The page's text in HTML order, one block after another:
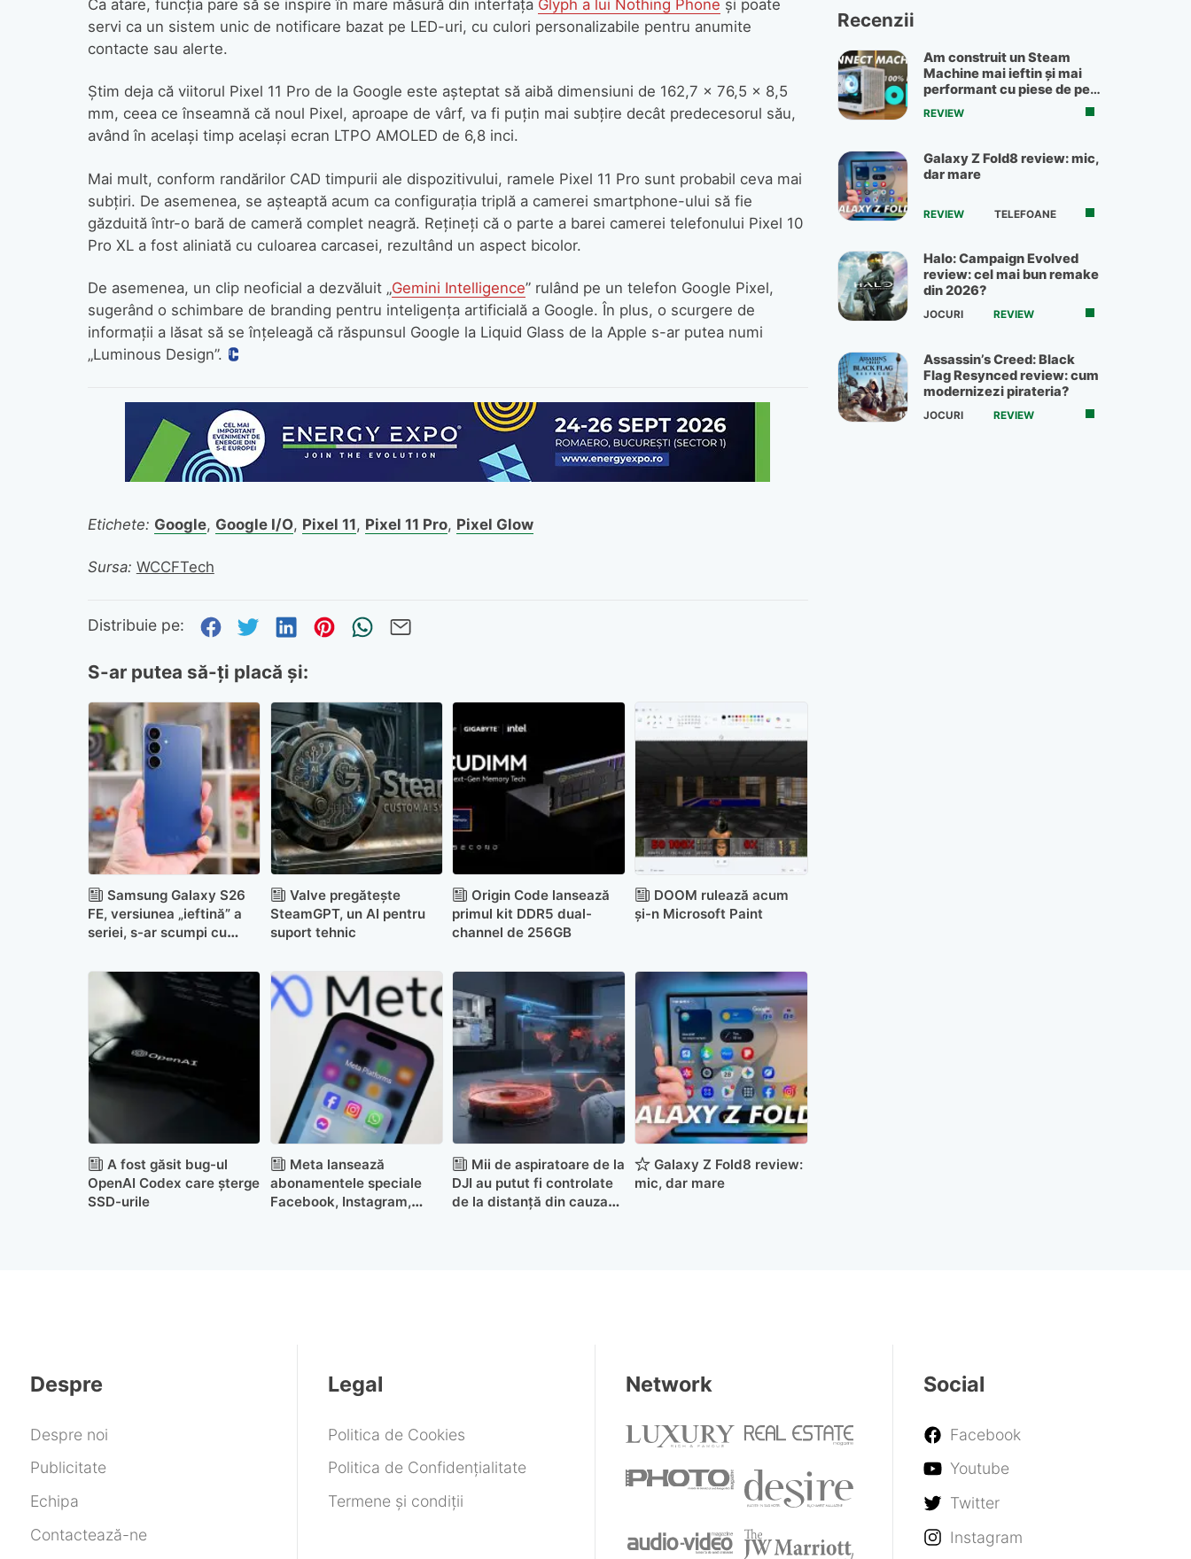
Ca atare, funcția pare să se inspire în mare măsură din interfața Glyph a lui Nothing Phone și poate
servi ca un sistem unic de notificare bazat pe LED-uri, cu culori personalizabile pentru anumite
contacte sau alerte.
Știm deja că viitorul Pixel 11 Pro de la Google este așteptat să aibă dimensiuni de 162,7 x 76,5 x 8,5
mm, ceea ce înseamnă că noul Pixel, aproape de vârf, va fi puțin mai subțire decât predecesorul său,
având în același timp același ecran LTPO AMOLED de 6,8 inci.
Mai mult, conform randărilor CAD timpurii ale dispozitivului, ramele Pixel 11 Pro sunt probabil ceva mai
subțiri. De asemenea, se așteaptă acum ca configurația triplă a camerei smartphone-ului să fie
găzduită într-o bară de cameră complet neagră. Rețineți că o parte a barei camerei telefonului Pixel 10
Pro XL a fost aliniată cu culoarea carcasei, rezultând un aspect bicolor.
De asemenea, un clip neoficial a dezvăluit „Gemini Intelligence” rulând pe un telefon Google Pixel,
sugerând o schimbare de branding pentru inteligența artificială a Google. În plus, o scurgere de
informații a lăsat să se înțeleagă că răspunsul Google la Liquid Glass de la Apple s-ar putea numi
„Luminous Design”.
Etichete: Google, Google I/O, Pixel 11, Pixel 11 Pro, Pixel Glow
Sursa: WCCFTech
Distribuie pe: Distribuie pe Facebook
Distribuie pe Twitter
Distribuie pe LinkedIn
Distribuie pe Pinterest
Trimite prin whatsapp
S-ar putea să-ți placă și:
Samsung Galaxy S26
FE, versiunea „ieftină” a
seriei, s-ar scumpi cu
de S25 FE
Valve pregătește
SteamGPT, un AI pentru
suport tehnic
Origin Code lansează
primul kit DDR5 dual-
channel de 256GB
DOOM rulează acum
și-n Microsoft Paint
A fost găsit bug-ul
OpenAI Codex care șterge
SSD-urile
Meta lansează
abonamentele speciale
Facebook, Instagram,
Mii de aspiratoare de la
DJI au putut fi controlate
de la distanță din cauza
Galaxy Z Fold8 review:
mic, dar mare
Recenzii
Am construit un Steam
Machine mai ieftin și mai
performant cu piese de pe
OLX
REVIEW
Galaxy Z Fold8 review: mic,
dar mare
REVIEW TELEFOANE
Halo: Campaign Evolved
review: cel mai bun remake
din 2026?
JOCURI REVIEW
Assassin’s Creed: Black
Flag Resynced review: cum
modernizezi pirateria?
JOCURI REVIEW
Despre
Despre noi
Publicitate
Echipa
Contactează-ne
Legal
Politica de Cookies
Politica de Confidențialitate
Termene și condiții
Network Social
Facebook
Youtube
Twitter
Instagram